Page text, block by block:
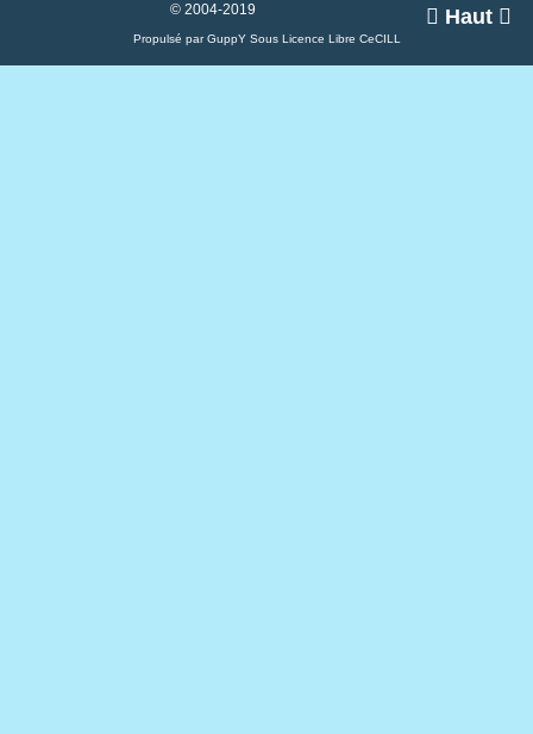
 Haut 
© 2004-2019
Propulsé par GuppY Sous Licence Libre CeCILL